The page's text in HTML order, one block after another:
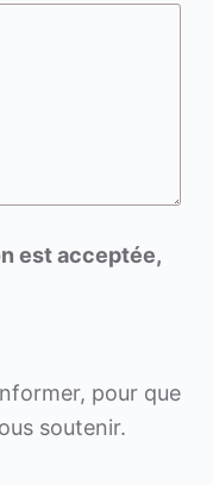
est acceptée,
pour que
soutenir.